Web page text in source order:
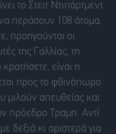
το Στειτ Ντιπάρτμεντ.
περάσουν 108 άτομα,
προηγούνται οι
της Γαλλίας, τη
είναι η
προς το φθινόπωρο
μιλούν απευθείας και
πρόεδρο Τραμπ. Αντί
δεξιά κι αριστερά για